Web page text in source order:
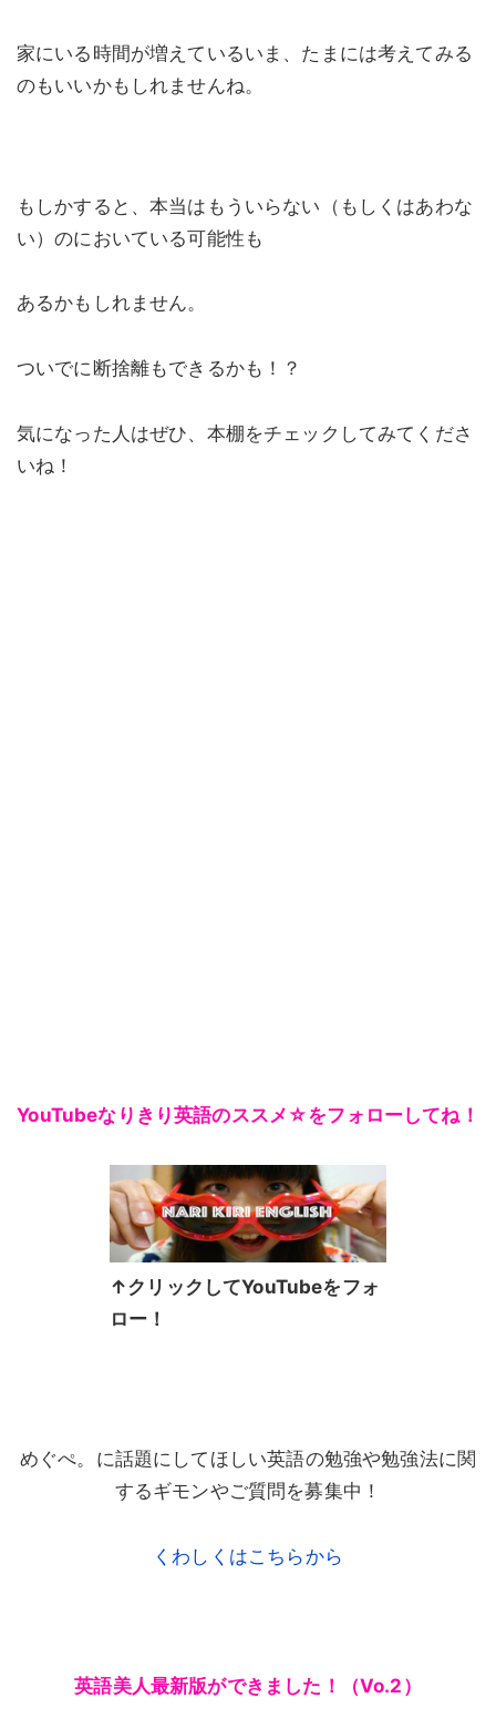
家にいる時間が増えているいま、たまには考えてみる
のもいいかもしれませんね。
もしかすると、本当はもういらない（もしくはあわな
い）のにおいている可能性も
あるかもしれません。
ついでに断捨離もできるかも！？
気になった人はぜひ、本棚をチェックしてみてくださ
いね！
YouTubeなりきり英語のススメ☆をフォローしてね！
↑クリックしてYouTubeをフォ
ロー！
めぐぺ。に話題にしてほしい英語の勉強や勉強法に関
するギモンやご質問を募集中！
くわしくはこちらから
英語美人最新版ができました！（Vo.2）